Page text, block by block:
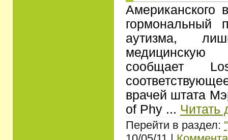
Американского
гормональный
аутизма,
медицинскую
сообщает
врачей штата
of Phy ... Читать
Перейти в раздел: